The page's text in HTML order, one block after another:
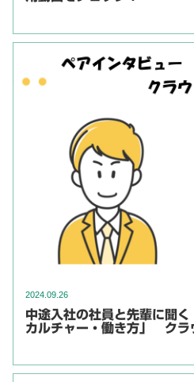
2024.09.26
中途入社の社員と先輩に聞く
カルチャー・働き方」 クラ